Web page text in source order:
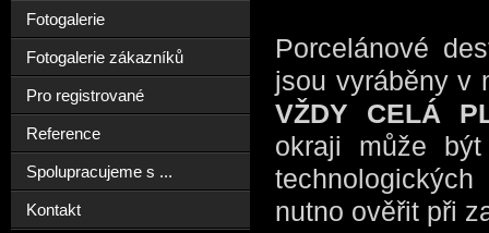
Porcelánové
jsou vyráběny v
VŽDY CELÁ
okraji může
nutno ověřit při
Fotogalerie
Fotogalerie zákazníků
Pro registrované
Reference
Spolupracujeme s ...
Kontakt